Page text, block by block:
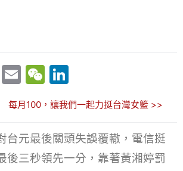
T
itt
E
ai
l
W
C
h
at
k
e
dI
每月100，讓我們一起力挺台灣女籃 >>
台元最後關頭失誤覆轍，電信挺
後三秒領先一分，靠著黃湘婷罰